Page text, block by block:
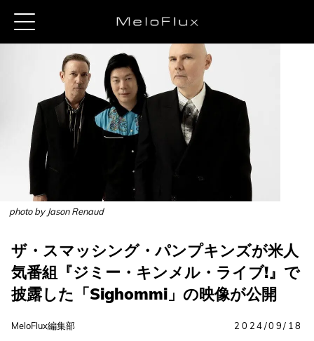
photo by Jason Renaud
ザ・スマッシング・パンプキンズが米人
気番組『ジミー・キンメル・ライブ!』で
披露した「Sighommi」の映像が公開
MeloFlux編集部 2024/09/18